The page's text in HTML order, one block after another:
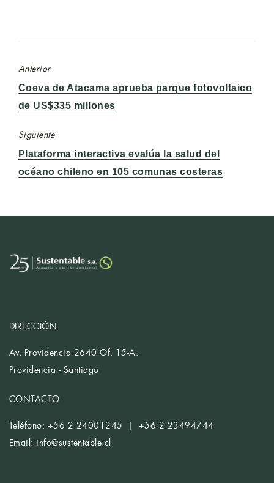
Anterior
Entrada
anterior:
Coeva de Atacama aprueba parque fotovoltaico
de US$335 millones
Siguiente
Entrada
siguiente:
Plataforma interactiva evalúa la salud del
océano chileno en 105 comunas costeras
DIRECCIÓN
Av. Providencia 2640 Of. 15-A.
Providencia - Santiago
CONTACTO
Teléfono: +56 2 24001245 | +56 2 23494744
Email: info@sustentable.cl